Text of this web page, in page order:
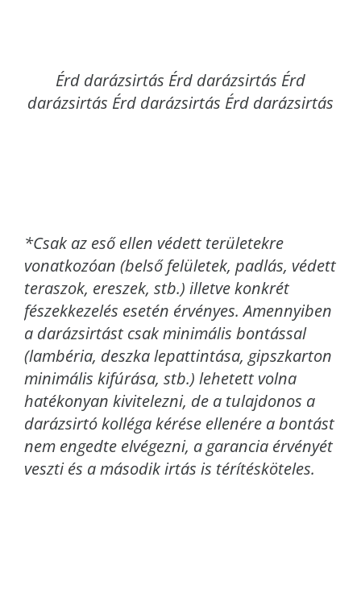
Érd darázsirtás Érd darázsirtás Érd
darázsirtás Érd darázsirtás Érd darázsirtás
*Csak az eső ellen védett területekre
vonatkozóan (belső felületek, padlás, védett
teraszok, ereszek, stb.) illetve konkrét
fészekkezelés esetén érvényes. Amennyiben
a darázsirtást csak minimális bontással
(lambéria, deszka lepattintása, gipszkarton
minimális kifúrása, stb.) lehetett volna
hatékonyan kivitelezni, de a tulajdonos a
darázsirtó kolléga kérése ellenére a bontást
nem engedte elvégezni, a garancia érvényét
veszti és a második irtás is térítésköteles.